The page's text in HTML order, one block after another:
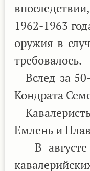
1962-1963
оружия в
требовалось.
Вслед за
Кондрата
Емлень и
В августе